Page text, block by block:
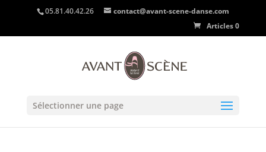
05.81.40.42.26
contact@avant-scene-danse.com
Articles 0
Sélectionner une page